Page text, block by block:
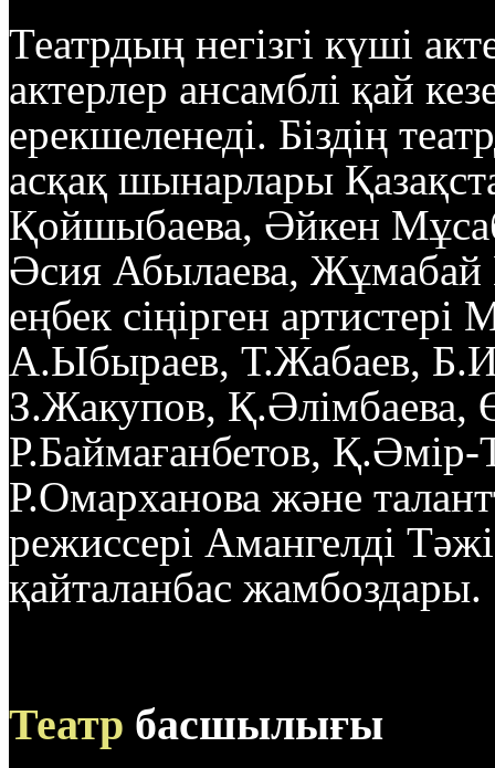
Театрдың негізгі күші
актерлер ансамблі қай
ерекшеленеді. Біздің
асқақ шынарлары
Қойшыбаева, Әйкен
Әсия Абылаева, Жұмабай
еңбек сіңірген
А.Ыбыраев, Т.Жабаев,
З.Жакупов, Қ.Әлімбаева,
Р.Баймағанбетов,
Р.Омарханова және
режиссері Амангелді
қайталанбас жамбоздары.
Театр басшылығы